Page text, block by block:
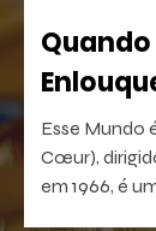
Esse Mundo
Cœur),
em 1966, é